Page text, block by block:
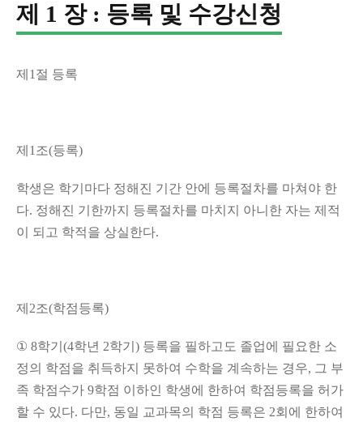
제 1 장 : 등록 및 수강신청
제 1 절 등록
제 1 조(등록)
학생은 학기마다 정해진 기간 안에 등록절차를 마쳐야 한
다. 정해진 기한까지 등록절차를 마치지 아니한 자는 제적
이 되고 학적을 상실한다.
제 2조(학점등록)
① 8학기 (4학년 2학기 ) 등록을 필하고도 졸업에 필요한 소
정의 학점을 취득하지 못하여 수학을 계속하는 경우, 그 부
족 학점수가 9학점 이하인 학생에 한하여 학점등록을 허가
할 수 있다. 다만, 동일 교과목의 학점 등록은 2회에 한하여